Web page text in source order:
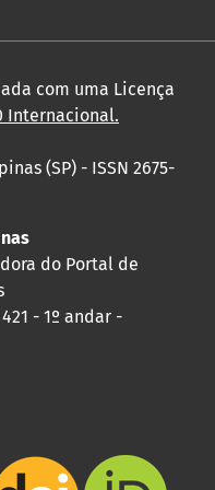
com uma Licença
Internacional.
(SP) - ISSN 2675-
do Portal de
- 1º andar -